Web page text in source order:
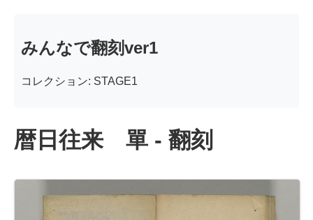
みんなで翻刻ver1
コレクション: STAGE1
暦日往来 單 - 翻刻